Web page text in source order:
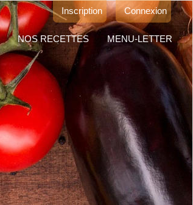
Inscription Connexion
NOS RECETTES MENU-LETTER